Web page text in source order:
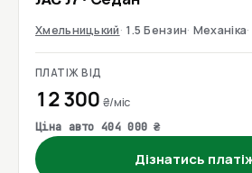
Хмельницький 1.5 Бензин Механіка
ПЛАТІЖ ВІД
12 300 ₴/міс
Ціна авто 404 000 ₴
Дізнатись